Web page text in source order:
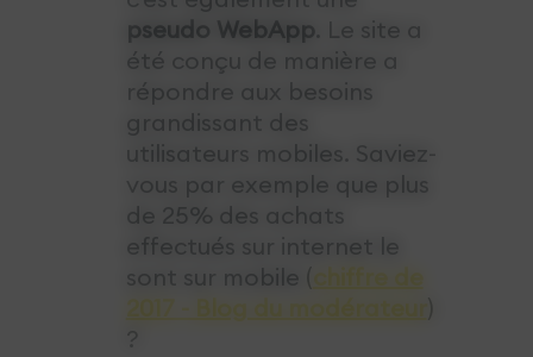
pseudo WebApp . Le site a
été conçu de manière a
répondre aux besoins
grandissant des
utilisateurs mobiles. Saviez-
vous par exemple que plus
de 25% des achats
effectués sur internet le
sont sur mobile (